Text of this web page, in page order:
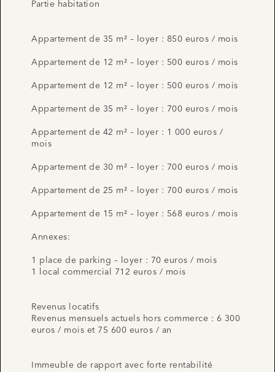
Partie habitation
Appartement de 35 m² – loyer : 850 euros / mois
Appartement de 12 m² – loyer : 500 euros / mois
Appartement de 12 m² – loyer : 500 euros / mois
Appartement de 35 m² – loyer : 700 euros / mois
Appartement de 42 m² – loyer : 1 000 euros /
mois
Appartement de 30 m² – loyer : 700 euros / mois
Appartement de 25 m² – loyer : 700 euros / mois
Appartement de 15 m² – loyer : 568 euros / mois
Annexes:
1 place de parking – loyer : 70 euros / mois
1 local commercial 712 euros / mois
Revenus locatifs
Revenus mensuels actuels hors commerce : 6 300
euros / mois et 75 600 euros / an
Immeuble de rapport avec forte rentabilité